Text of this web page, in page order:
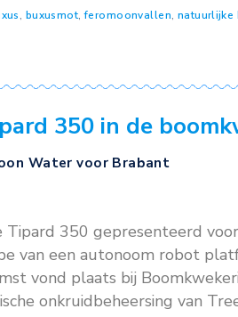
Zundert, vakbeurs
Treeport Zundert,
18 deelnemers […]
mechanische
Buxusmot
voor Brabant,